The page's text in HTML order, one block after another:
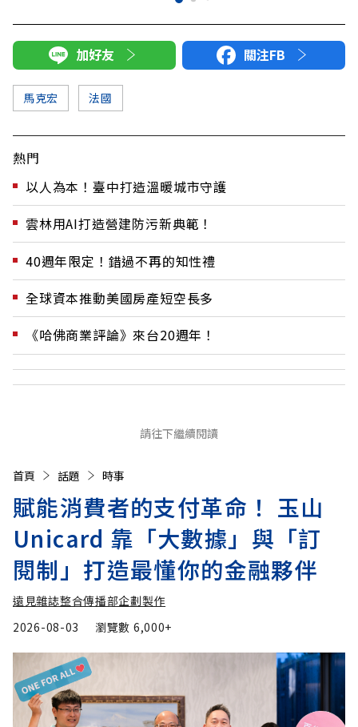
加好友 關注FB
馬克宏 法國
熱門
以人為本！臺中打造溫暖城市守護
雲林用AI打造營建防污新典範！
40週年限定！錯過不再的知性禮
全球資本推動美國房產短空長多
《哈佛商業評論》來台20週年！
請往下繼續閱讀
首頁 話題 時事
賦能消費者的支付革命！ 玉山
Unicard 靠「大數據」與「訂
閱制」打造最懂你的金融夥伴
遠見雜誌整合傳播部企劃製作
2026-08-03
瀏覽數 6,000+